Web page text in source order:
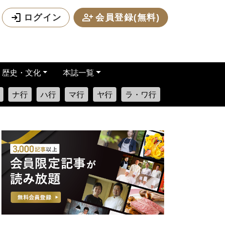
ログイン 会員登録(無料)
歴史・文化 本誌一覧
ナ行 ハ行 マ行 ヤ行 ラ・ワ行